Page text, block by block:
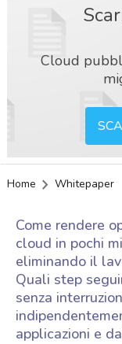
Cloud
Home Whitepaper
Come rendere
cloud in pochi
eliminando il
Quali step
senza
applicazioni e